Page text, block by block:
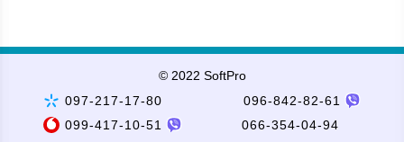
© 2022 SoftPro
097-217-17-80
096-842-82-61
099-417-10-51
066-354-04-94